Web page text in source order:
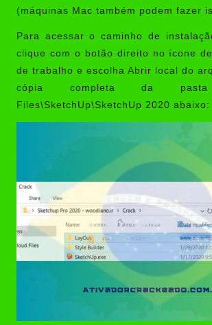
(máquinas Mac também podem fazer
Para acessar o caminho de
clique com o botão direito no ícone
de trabalho e escolha Abrir local do
cópia completa da pasta
Files\SketchUp\SketchUp 2020 abaixo: